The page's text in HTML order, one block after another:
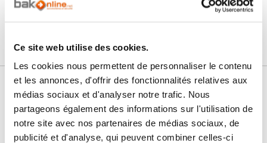
Ce site web utilise des cookies.
Les cookies nous permettent de personnaliser le contenu
et les annonces, d'offrir des fonctionnalités relatives aux
médias sociaux et d'analyser notre trafic. Nous
partageons également des informations sur l'utilisation de
notre site avec nos partenaires de médias sociaux, de
publicité et d'analyse, qui peuvent combiner celles-ci
Connectez vous pour poser votre question
Nos services
Paiement
100% sécurisé
Paiement en
3x sans frais